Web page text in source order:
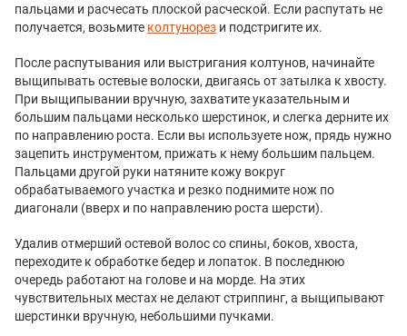
пальцами и расчесать плоской расческой. Если распутать не
получается, возьмите колтунорез и подстригите их.
После распутывания или выстригания колтунов, начинайте
выщипывать остевые волоски, двигаясь от затылка к хвосту.
При выщипывании вручную, захватите указательным и
большим пальцами несколько шерстинок, и слегка дерните их
по направлению роста. Если вы используете нож, прядь нужно
зацепить инструментом, прижать к нему большим пальцем.
Пальцами другой руки натяните кожу вокруг
обрабатываемого участка и резко поднимите нож по
диагонали (вверх и по направлению роста шерсти).
Удалив отмерший остевой волос со спины, боков, хвоста,
переходите к обработке бедер и лопаток. В последнюю
очередь работают на голове и на морде. На этих
чувствительных местах не делают стриппинг, а выщипывают
шерстинки вручную, небольшими пучками.